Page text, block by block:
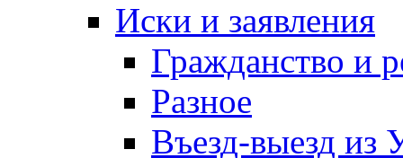
Иски и заявления
Гражданство и
Разное
Въезд-выезд из